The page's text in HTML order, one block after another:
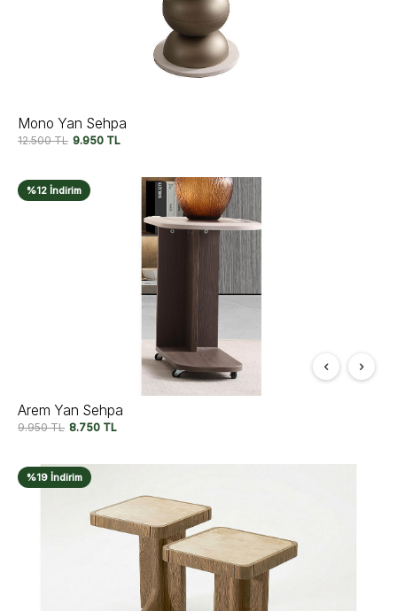
Mono Yan Sehpa
12.500TL 9.950 TL
%12 İndirim
Arem Yan Sehpa
9.950TL 8.750 TL
%19 İndirim